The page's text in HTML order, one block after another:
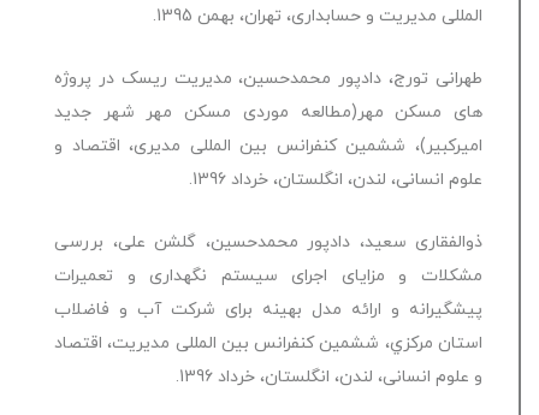
المللی مدیریت و حسابداری، تهران، بهمن 1395.
طهرانی تورج، دادپور محمدحسین، مدیریت ریسک در پروژه
های مسکن مهر(مطالعه موردی مسکن مهر شهر جدید
امیرکبیر)، ششمین کنفرانس بین المللی مدیری، اقتصاد و
علوم انسانی، لندن، انگلستان، خرداد 1396.
ذوالفقاری سعید، دادپور محمدحسین، گلشن علی، بررسی
مشکلات و مزایای اجرای سیستم نگهداری و تعمیرات
پیشگیرانه و ارائه مدل بهینه برای شرکت آب و فاضلاب
استان مركزي، ششمین کنفرانس بین المللی مدیریت، اقتصاد
و علوم انسانی، لندن، انگلستان، خرداد 1396.